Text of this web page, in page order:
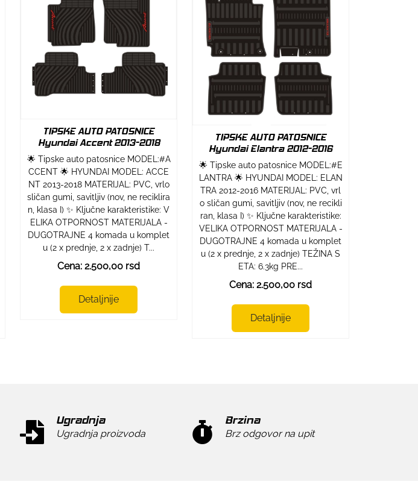
TIPSKE AUTO PATOSNICE
Hyundai Accent 2013-2018
🌟 Tipske auto patosnice MODEL:#A
CCENT 🌟 HYUNDAI MODEL: ACCE
NT 2013-2018 MATERIJAL: PVC, vrlo
sličan gumi, savitljiv (nov, ne reciklira
n, klasa I) ✨ Ključne karakteristike: V
ELIKA OTPORNOST MATERIJALA -
DUGOTRAJNE 4 komada u komplet
u (2 x prednje, 2 x zadnje) T...
Cena: 2.500,00 rsd
Detaljnije
TIPSKE AUTO PATOSNICE
Hyundai Elantra 2012-2016
🌟 Tipske auto patosnice MODEL:#E
LANTRA 🌟 HYUNDAI MODEL: ELAN
TRA 2012-2016 MATERIJAL: PVC, vrl
o sličan gumi, savitljiv (nov, ne recikli
ran, klasa I) ✨ Ključne karakteristike:
VELIKA OTPORNOST MATERIJALA -
DUGOTRAJNE 4 komada u komplet
u (2 x prednje, 2 x zadnje) TEŽINA S
ETA: 6.3kg PRE...
Cena: 2.500,00 rsd
Detaljnije
Ugradnja
Ugradnja proizvoda
Brzina
Brz odgovor na upit